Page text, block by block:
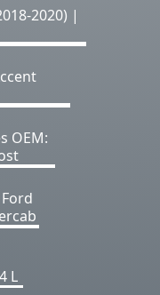
2020) |
OEM:
L